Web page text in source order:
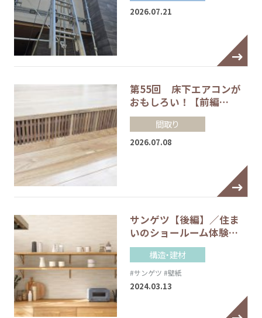
2026.07.21
第55回 床下エアコンが
おもしろい！【前編…
間取り
2026.07.08
サンゲツ【後編】／住ま
いのショールーム体験…
構造・建材
#サンゲツ #壁紙
2024.03.13